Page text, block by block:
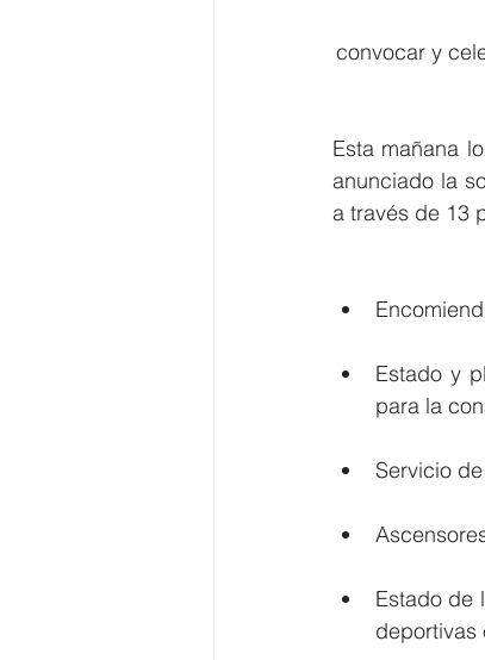
convocar y
Esta mañana
anunciado la
a través de 13
Estado y
para la
Servicio
Estado de
deportivas